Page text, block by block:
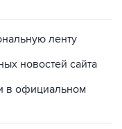
ленту
новостей сайта
в официальном